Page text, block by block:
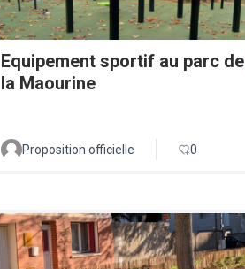
Equipement sportif au parc de
la Maourine
Proposition officielle 0